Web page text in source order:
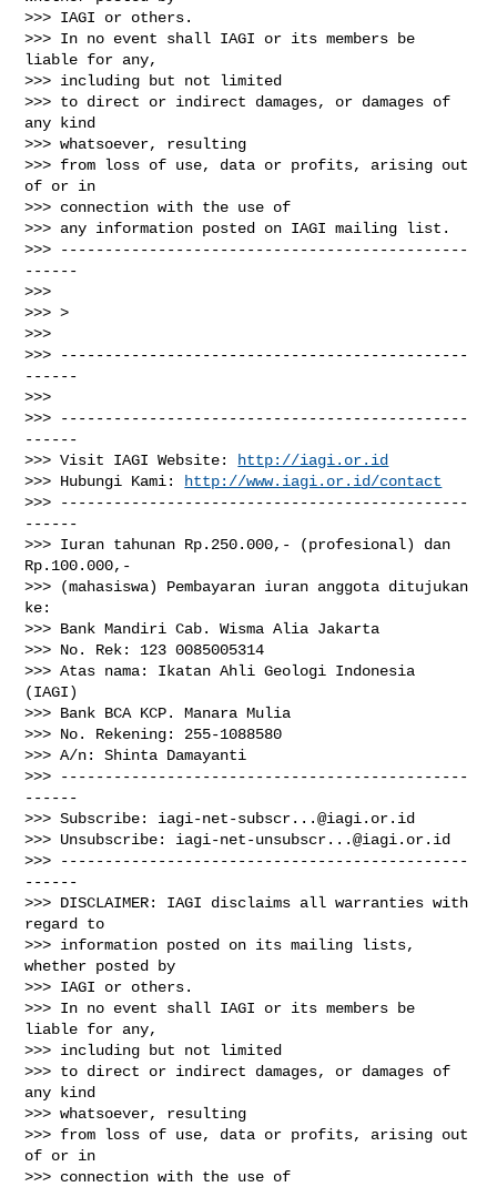
>>> IAGI or others.
>>> In no event shall IAGI or its members be
liable for any,
>>> including but not limited
>>> to direct or indirect damages, or damages of
any kind
>>> whatsoever, resulting
>>> from loss of use, data or profits, arising out
of or in
>>> connection with the use of
>>> any information posted on IAGI mailing list.
>>> ----------------------------------------------
------
>>>
>>> >
>>>
>>> ----------------------------------------------
------
>>>
>>> ----------------------------------------------
------
>>> Visit IAGI Website:
http://iagi.or.id
>>> Hubungi Kami:
http://www.iagi.or.id/contact
>>> ----------------------------------------------
------
>>> Iuran tahunan Rp.250.000,- (profesional) dan
Rp.100.000,-
>>> (mahasiswa) Pembayaran iuran anggota ditujukan
ke:
>>> Bank Mandiri Cab. Wisma Alia Jakarta
>>> No. Rek: 123 0085005314
>>> Atas nama: Ikatan Ahli Geologi Indonesia
(IAGI)
>>> Bank BCA KCP. Manara Mulia
>>> No. Rekening: 255-1088580
>>> A/n: Shinta Damayanti
>>> ----------------------------------------------
------
>>> Subscribe: iagi-net-subscr...@iagi.or.id
>>> Unsubscribe: iagi-net-unsubscr...@iagi.or.id
>>> ----------------------------------------------
------
>>> DISCLAIMER: IAGI disclaims all warranties with
regard to
>>> information posted on its mailing lists,
whether posted by
>>> IAGI or others.
>>> In no event shall IAGI or its members be
liable for any,
>>> including but not limited
>>> to direct or indirect damages, or damages of
any kind
>>> whatsoever, resulting
>>> from loss of use, data or profits, arising out
of or in
>>> connection with the use of